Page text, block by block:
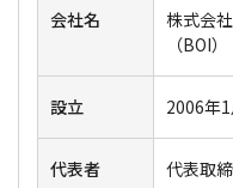
会社名
株式会
（BOI）
設立 2006年1
代表者 代表取